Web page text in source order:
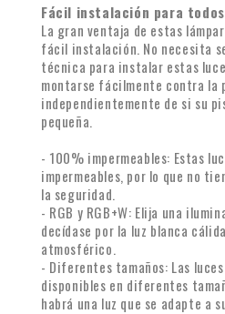
Fácil instalación para todos
La gran ventaja de estas
fácil instalación. No necesita
técnica para instalar estas
montarse fácilmente contra la
independientemente de si su
pequeña.
- 100% impermeables: Estas
impermeables, por lo que no
la seguridad.
- RGB y RGB+W: Elija una
decídase por la luz blanca
atmosférico.
- Diferentes tamaños: Las
disponibles en diferentes
habrá una luz que se adapte a